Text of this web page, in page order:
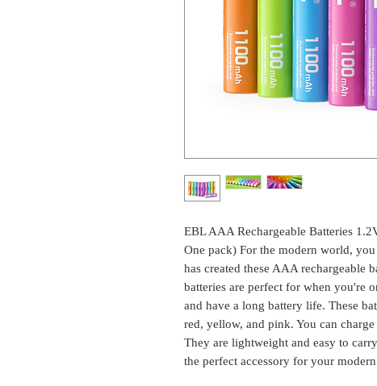
EBL AAA Rechargeable Batteries
One pack) For the modern world,
has created these AAA rechargeable
batteries are perfect for when you're
and have a long battery life. These
red, yellow, and pink. You can
They are lightweight and easy to
the perfect accessory for your